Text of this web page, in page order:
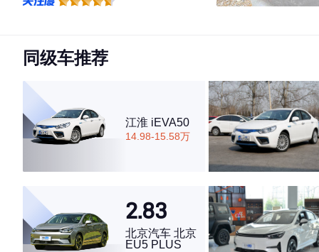
·空间表现较为优秀，优于75%同级车
同级车推荐
江淮 iEVA50
14.98-15.58万
2.83
北京汽车 北京
EU5 PLUS